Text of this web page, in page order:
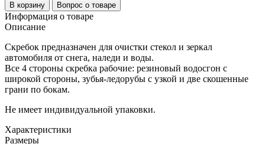
В корзину Вопрос о товаре
Информация о товаре
Описание
Скребок предназначен для очистки стекол и зеркал
автомобиля от снега, наледи и воды.
Все 4 стороны скребка рабочие: резиновый водосгон с
широкой стороны, зубья-ледорубы с узкой и две скошенные
грани по бокам.
Не имеет индивидуальной упаковки.
Характеристики
Размеры